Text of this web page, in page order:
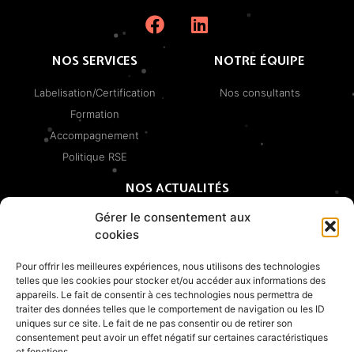
Gérer le consentement aux
cookies
Pour offrir les meilleures expériences, nous utilisons des technologies
telles que les cookies pour stocker et/ou accéder aux informations des
appareils. Le fait de consentir à ces technologies nous permettra de
traiter des données telles que le comportement de navigation ou les ID
uniques sur ce site. Le fait de ne pas consentir ou de retirer son
consentement peut avoir un effet négatif sur certaines caractéristiques
F
a
b
L
i
NOS SERVICES
Labelisation/Certification
Formation
Accompagnement
Politique RSE
NOTRE ÉQUIPE
Nos consultants
NOS ACTUALITÉS
Nos références
NOUS CONTACTER
Nom